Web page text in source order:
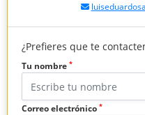
¿Prefieres que te
Tu nombre *
Correo electrónico *